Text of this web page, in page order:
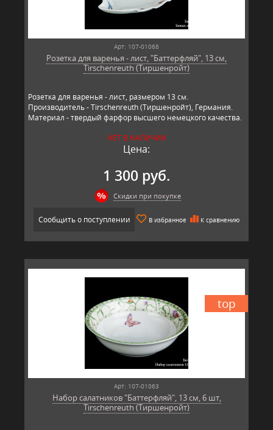
Арт: 107-01068
Розетка для варенья - лист, "Баттерфляй", 13 см,
Tirschenreuth (Тиршенройт)
Розетка для варенья - лист, размером 13 см.
Производитель - Tirschenreuth (Тиршенройт), Германия.
Материал - твердый фарфор высшего немецкого качества.
НЕТ В НАЛИЧИИ
Цена:
1 300 руб.
Скидки при покупке
Сообщить о поступлении В избранное К сравнению
top
Арт: 107-01063
Набор салатников "Баттерфляй", 13 см, 6 шт,
Tirschenreuth (Тиршенройт)